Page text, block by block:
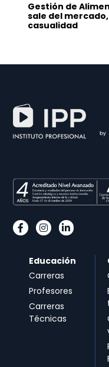
Gestión de
sale del
casualidad
Educación
Carreras
Profesores
Carreras
Técnicas